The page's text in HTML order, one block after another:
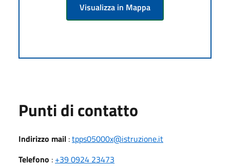
Visualizza in Mappa
Punti di contatto
Indirizzo mail :tpps05000x@istruzione.it
Telefono : +39 0924 23473